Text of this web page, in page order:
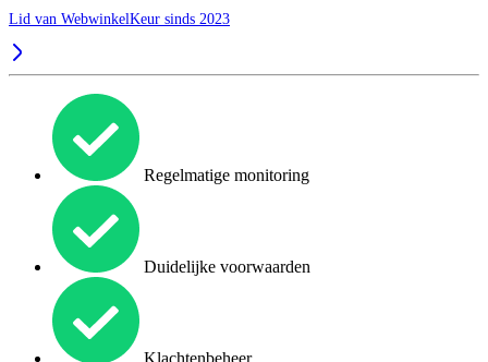
Lid van WebwinkelKeur sinds 2023
Regelmatige monitoring
Duidelijke voorwaarden
Klachtenbeheer